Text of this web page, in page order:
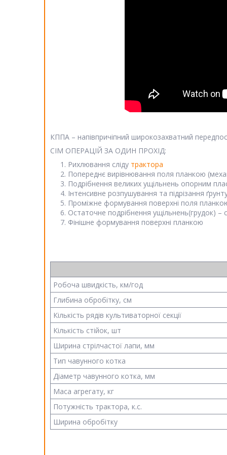
КППА – напівпричіпний широкозахватний
СІМ ОПЕРАЦІЙ ЗА ОДИН ПРОХІД:
Рихлювання сліду трактора
Попереднє вирівнювання поля планкою
Подрібнення великих ущільнень опорним
Інтенсивне розпушування та підрізання
Проміжне формування поверхні поля
Остаточне подрібнення ущільнень(грудок) –
Фінішне формування поверхні планкою
Робоча швидкість, км/год
Глибина обробітку, см
Кількість рядів культиваторної секції
Кількість стійок, шт
Ширина стрілчастої лапи, мм
Тип чавунного котка
Діаметр чавунного котка, мм
Маса агрегату, кг
Потужність трактора, к.с.
Ширина обробітку